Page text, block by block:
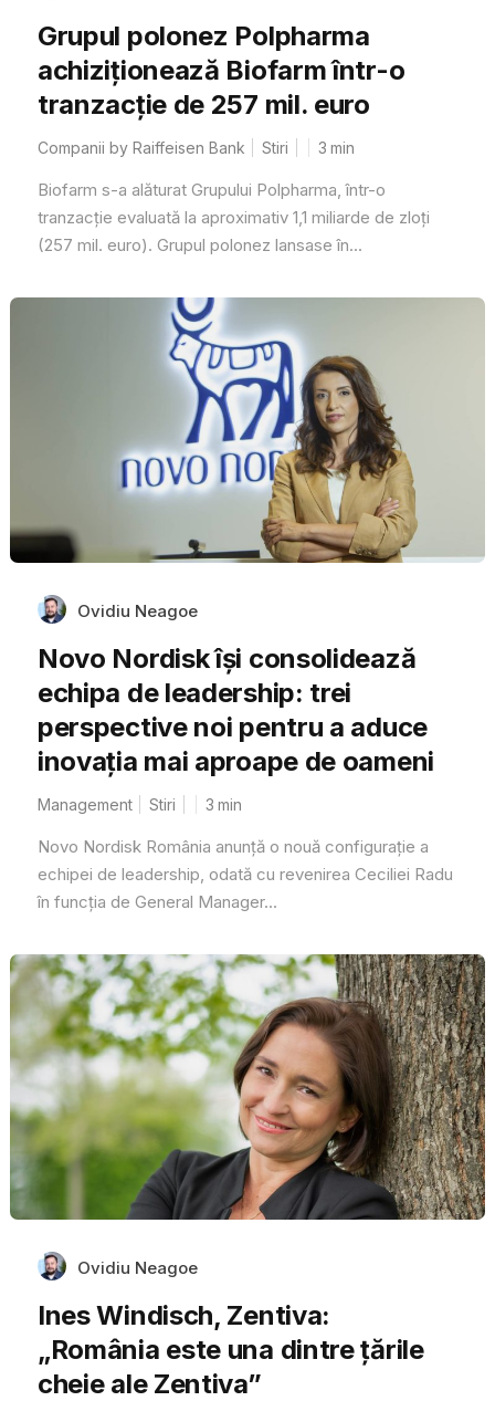
Grupul polonez Polpharma
achiziționează Biofarm într-o
tranzacție de 257 mil. euro
Companii by Raiffeisen Bank Stiri 3 min
Biofarm s-a alăturat Grupului Polpharma, într-o
tranzacție evaluată la aproximativ 1,1 miliarde de zloți
(257 mil. euro). Grupul polonez lansase în...
Ovidiu Neagoe
Novo Nordisk își consolidează
echipa de leadership: trei
perspective noi pentru a aduce
inovația mai aproape de oameni
Management Stiri 3 min
Novo Nordisk România anunță o nouă configurație a
echipei de leadership, odată cu revenirea Ceciliei Radu
în funcția de General Manager...
Ovidiu Neagoe
Ines Windisch, Zentiva:
„România este una dintre țările
cheie ale Zentiva”